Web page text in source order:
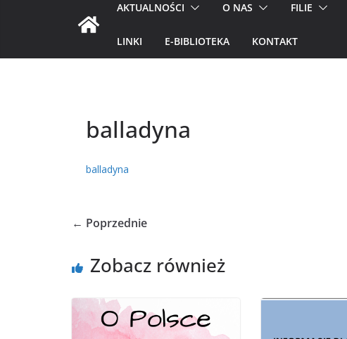
AKTUALNOŚCI O NAS FILIE
LINKI E-BIBLIOTEKA KONTAKT
balladyna
balladyna
← Poprzednie
Zobacz również